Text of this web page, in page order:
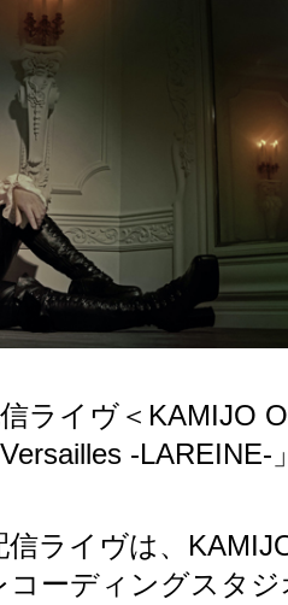
ライヴ＜KAMIJO
-LAREINE-
ライヴは、
コーディングスタ